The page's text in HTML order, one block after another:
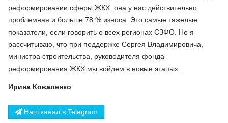
реформировании сферы ЖКХ, она у нас действительно
проблемная и больше 78 % износа. Это самые тяжелые
показатели, если говорить о всех регионах СЗФО. Но я
рассчитываю, что при поддержке Сергея Владимировича,
министра строительства, руководителя фонда
реформирования ЖКХ мы войдем в новые этапы».
Ирина Коваленко
Наш канал в Telegram